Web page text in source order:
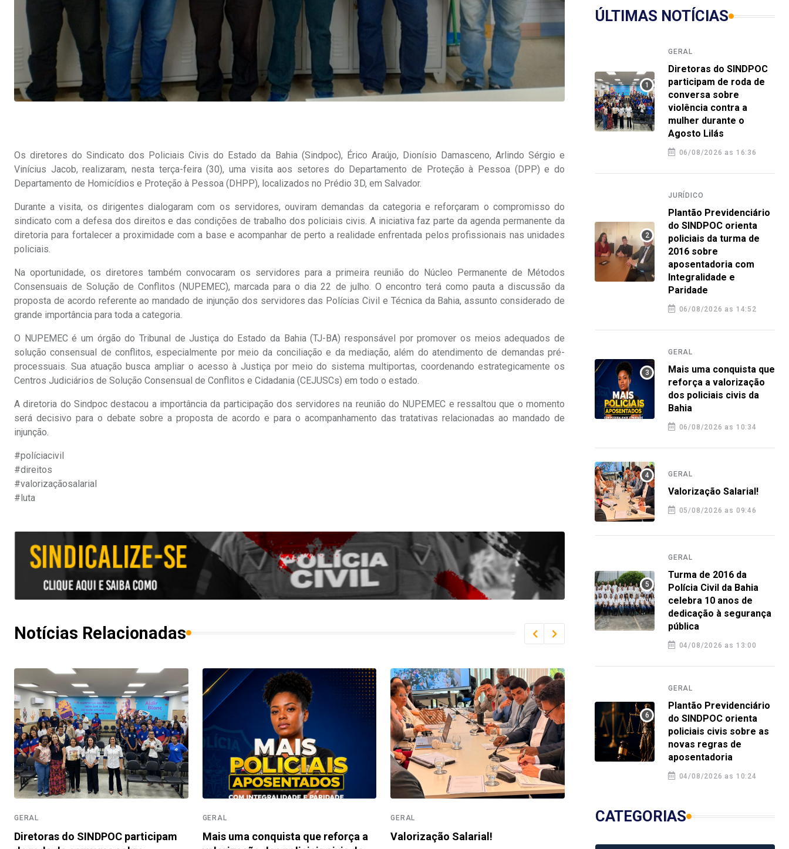
Os diretores do Sindicato dos Policiais Civis do Estado da Bahia (Sindpoc), Érico Araújo, Dionísio Damasceno, Arlindo Sérgio e
Vinícius Jacob, realizaram, nesta terça-feira (30), uma visita aos setores do Departamento de Proteção à Pessoa (DPP) e do
Departamento de Homicídios e Proteção à Pessoa (DHPP), localizados no Prédio 3D, em Salvador.
Durante a visita, os dirigentes dialogaram com os servidores, ouviram demandas da categoria e reforçaram o compromisso do
sindicato com a defesa dos direitos e das condições de trabalho dos policiais civis. A iniciativa faz parte da agenda permanente da
diretoria para fortalecer a proximidade com a base e acompanhar de perto a realidade enfrentada pelos profissionais nas unidades
policiais.
Na oportunidade, os diretores também convocaram os servidores para a primeira reunião do Núcleo Permanente de Métodos
Consensuais de Solução de Conflitos (NUPEMEC), marcada para o dia 22 de julho. O encontro terá como pauta a discussão da
proposta de acordo referente ao mandado de injunção dos servidores das Polícias Civil e Técnica da Bahia, assunto considerado de
grande importância para toda a categoria.
O NUPEMEC é um órgão do Tribunal de Justiça do Estado da Bahia (TJ-BA) responsável por promover os meios adequados de
solução consensual de conflitos, especialmente por meio da conciliação e da mediação, além do atendimento de demandas pré-
processuais. Sua atuação busca ampliar o acesso à Justiça por meio do sistema multiportas, coordenando estrategicamente os
Centros Judiciários de Solução Consensual de Conflitos e Cidadania (CEJUSCs) em todo o estado.
A diretoria do Sindpoc destacou a importância da participação dos servidores na reunião do NUPEMEC e ressaltou que o momento
será decisivo para o debate sobre a proposta de acordo e para o acompanhamento das tratativas relacionadas ao mandado de
injunção.
#políciacivil
#direitos
#valorizaçãosalarial
#luta
Notícias Relacionadas
GERAL
Diretoras do SINDPOC participam
GERAL
Mais uma conquista que reforça a
GERAL
Valorização Salarial!
GERAL
ÚLTIMAS NOTÍCIAS
GERAL
Diretoras do SINDPOC
participam de roda de
conversa sobre
violência contra a
mulher durante o
Agosto Lilás
06/08/2026 as 16:36
JURÍDICO
Plantão Previdenciário
do SINDPOC orienta
policiais da turma de
2016 sobre
aposentadoria com
Integralidade e
Paridade
06/08/2026 as 14:52
GERAL
Mais uma conquista que
reforça a valorização
dos policiais civis da
Bahia
06/08/2026 as 10:34
GERAL
Valorização Salarial!
05/08/2026 as 09:46
GERAL
Turma de 2016 da
Polícia Civil da Bahia
celebra 10 anos de
dedicação à segurança
pública
04/08/2026 as 13:00
GERAL
Plantão Previdenciário
do SINDPOC orienta
policiais civis sobre as
novas regras de
aposentadoria
04/08/2026 as 10:24
CATEGORIAS